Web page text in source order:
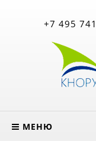
+7 495
МЕНЮ